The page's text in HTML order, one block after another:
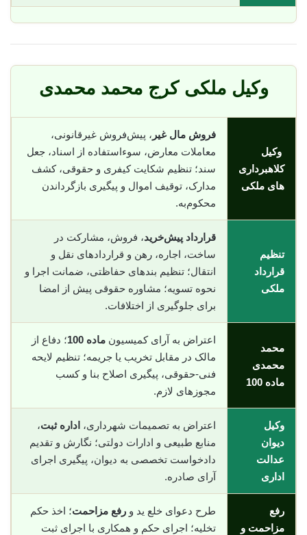
وکیل ملکی کرج محمد محمدی
وکیل
کلاهبرداری
های ملکی
فروش مال غیر ، پیش‌فروش غیرقانونی،
معاملات معارض، سوء‌استفاده از اسناد، جعل
سند؛ تنظیم شکایت کیفری و حقوقی، کشف
مدارک، توقیف اموال و پیگیری بازگرداندن
محکوم‌به.
تنظیم
قرارداد
ملکی
قرارداد پیش‌خرید، فروش، مشارکت در
ساخت، اجاره، رهن و قراردادهای نقل و
انتقال؛ تنظیم بندهای حفاظتی، ضمانت اجرا و
نحوه تسویه؛ مشاوره حقوقی پیش از امضا
برای جلوگیری از اختلافات.
محمد
محمدی
ماده 100
اعتراض به آرای کمیسیون ماده 100
؛ دفاع از
مالک در مقابل تخریب یا جریمه؛ تنظیم لایحه
فنی-حقوقی، پیگیری اصلاح بنا و کسب
مجوزهای لازم.
وکیل
دیوان
عدالت
اداری
اعتراض به تصمیمات شهرداری، اداره ثبت،
منابع طبیعی و ادارات دولتی؛ نگارش و تقدیم
دادخواست تخصصی به دیوان، پیگیری اجرای
آرای صادره.
رفع
مزاحمت و
طرح دعوای خلع ید و رفع مزاحمت؛ اخذ حکم
تخلیه؛ اجرای حکم و همکاری با اجرای ثبت